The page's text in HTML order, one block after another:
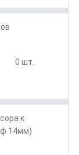
0 шт.
к
ф 14мм)